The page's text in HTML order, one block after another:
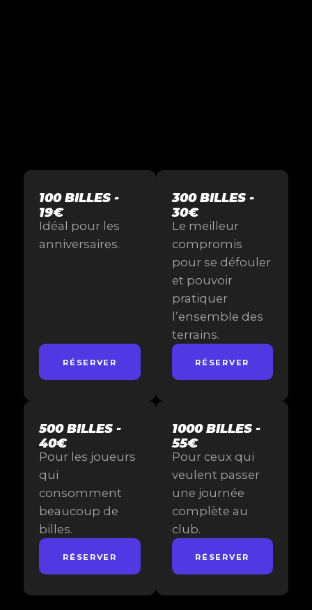
100 BILLES -
19€
Idéal pour les
anniversaires.
RÉSERVER
300 BILLES -
30€
Le meilleur
compromis
pour se défouler
et pouvoir
pratiquer
l’ensemble des
terrains.
RÉSERVER
500 BILLES -
40€
Pour les joueurs
qui
consomment
beaucoup de
billes.
RÉSERVER
1000 BILLES -
55€
Pour ceux qui
veulent passer
une journée
complète au
club.
RÉSERVER